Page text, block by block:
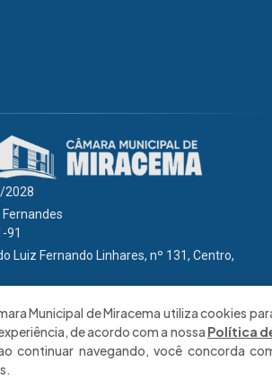
2028
91
Luiz Fernando Linhares, nº 131, Centro,
08:00 às 17:00 hrs
Municipal de Miracema utiliza cookies
de acordo com a nossa Política
continuar navegando, você concorda